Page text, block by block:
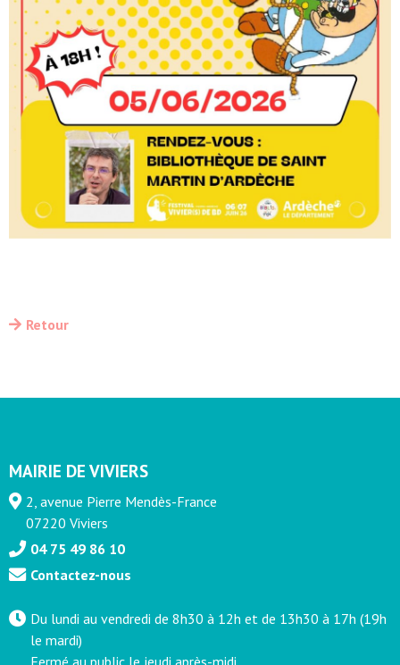
Retour
MAIRIE DE VIVIERS
2, avenue Pierre Mendès-France
07220 Viviers
04 75 49 86 10
Contactez-nous
Du lundi au vendredi de 8h30 à 12h et de 13h30 à 17h (19h
le mardi)
Fermé au public le jeudi après-midi